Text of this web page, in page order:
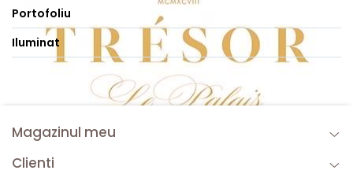
Portofoliu
Iluminat
Magazinul meu
Clienti